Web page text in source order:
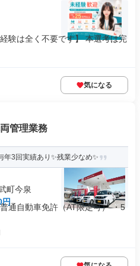
験は全く不要です】 本選考は完
気になる
管理業務
年3回実績あり✨残業少なめ✨
町今泉
円
通自動車免許（AT限定可） ・5